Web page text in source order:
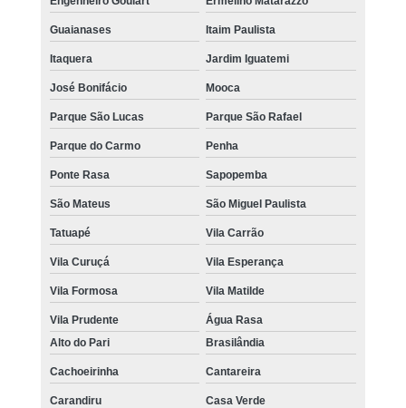
Guaianases Itaim Paulista
Itaquera Jardim Iguatemi
José Bonifácio Mooca
Parque São Lucas Parque São Rafael
Parque do Carmo Penha
Ponte Rasa Sapopemba
São Mateus São Miguel Paulista
Tatuapé Vila Carrão
Vila Curuçá Vila Esperança
Vila Formosa Vila Matilde
Vila Prudente
Água Rasa
Alto do Pari
Brasilândia
Cachoeirinha Cantareira
Carandiru Casa Verde